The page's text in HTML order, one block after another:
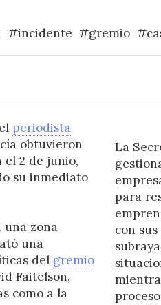
#incidente #gremio
periodista
obtuvieron
2 de junio,
su inmediato
una zona
una
del gremio
Faitelson,
como a la
La
para
con